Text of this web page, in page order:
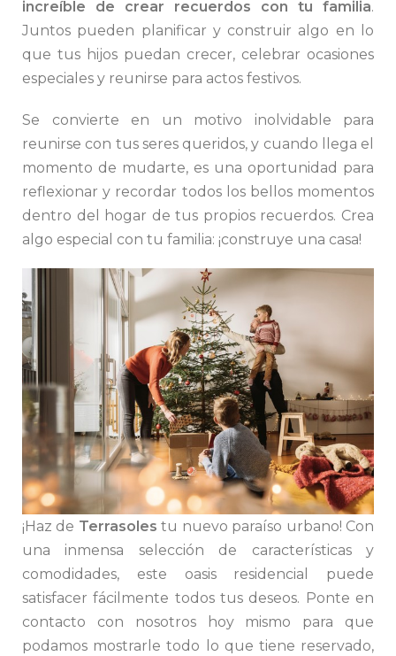
increíble de crear recuerdos con tu familia.
Juntos pueden planificar y construir algo en lo
que tus hijos puedan crecer, celebrar ocasiones
especiales y reunirse para actos festivos.
Se convierte en un motivo inolvidable para
reunirse con tus seres queridos, y cuando llega el
momento de mudarte, es una oportunidad para
reflexionar y recordar todos los bellos momentos
dentro del hogar de tus propios recuerdos. Crea
algo especial con tu familia: ¡construye una casa!
¡Haz de Terrasoles tu nuevo paraíso urbano! Con
una inmensa selección de características y
comodidades, este oasis residencial puede
satisfacer fácilmente todos tus deseos. Ponte en
contacto con nosotros hoy mismo para que
podamos mostrarle todo lo que tiene reservado,